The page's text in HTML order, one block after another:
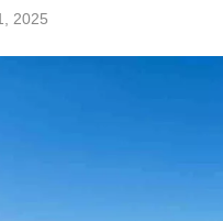
2025